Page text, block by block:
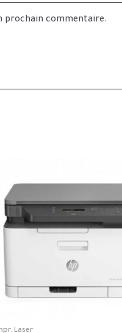
prochain commentaire.
Laser